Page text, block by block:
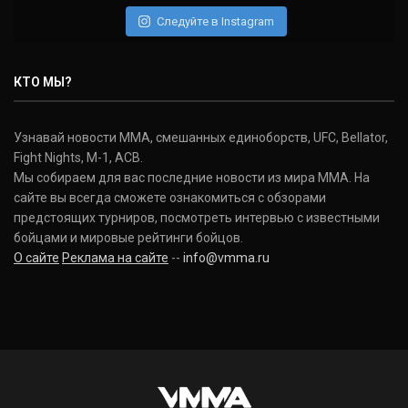
(22-2-0, 1)
Donald Cerrone
(36-15-0, 1)
Исраэль Адесанья
Israel Adesanya
(19-0-0, 0)
Следуйте в Instagram
КТО МЫ?
Узнавай новости ММА, смешанных единоборств, UFC, Bellator,
Fight Nights, M-1, ACB.
Мы собираем для вас последние новости из мира ММА. На
сайте вы всегда сможете ознакомиться с обзорами
предстоящих турниров, посмотреть интервью с известными
бойцами и мировые рейтинги бойцов.
О сайте Реклама на сайте -- info@vmma.ru